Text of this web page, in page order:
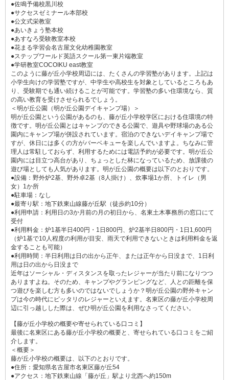
●佐鳴予備校黒川校
●サクセスゼミナール本部校
●公文式栄教室
●あいきょう塾本校
●あすなろ受験教室本校
●花まる学習会名古屋文化幼稚園教室
●ステップワールド英語スクール第一東片端教室
●学研教室COCOIKU east教室
このように藤が丘小学校周辺には、たくさんの学習塾があります。上記は
小学生向けの学習塾ですが、中学生や高校生を対象としているところもあ
り、受験期でも通い続けることが可能です。学習塾の多い住環境なら、質
の高い教育を受けさせられるでしょう。
＜明が丘公園（明が丘公園デイキャンプ場）＞
明が丘公園という公園があるのも、藤が丘小学校学区における住環境の特
徴です。明が丘公園とはキャンプのできる公園で、遊具や野球場のある公
園内にキャンプ場が併設されています。宿泊のできないデイキャンプ場で
すが、休日には多くの方がバーベキューを楽しんでいますよ。ちなみに管
理人は常駐しておらず、利用するためには電話予約が必要です。明が丘公
園内には目立つ高台があり、ちょっとした林になっているため、放課後の
遊び場としても人気があります。明が丘公園の概要は以下のとおりです。
●設備：野外炉2基、野外卓2基（8人掛け）、炊事場1か所、トイレ（男
女）1か所
●駐車場：なし
●最寄り駅：地下鉄東山線藤が丘駅（徒歩約10分）
●利用申請：利用日の3か月前の月の初日から、名東土木事務所の窓口にて
受付
●利用料金：炉1基半日400円・1日800円、炉2基半日800円・1日1,600円
（炉1基で10人程度の利用が目安、雨天で利用できないときは利用料金を返
金することも可能）
●利用時間：半日利用は日の出から正午、または正午から日没まで、1日利
用は日の出から日没まで
近年はソーシャル・ディスタンスを取ったレジャーが当たり前になりつつ
ありますよね。そのため、キャンプやグランピングなど、人との距離を保
つ遊びを楽しむ方も多いのではないでしょうか？明が丘公園の野外キャン
プは今の時代にピッタリのレジャーといえます。名東区の藤が丘小学校周
辺に引っ越しした際は、ぜひ明が丘公園を利用なさってください。
【藤が丘小学校の概要や寄せられている口コミ】
最後に名東区にある藤が丘小学校の概要と、寄せられている口コミをご紹
介します。
＜概要＞
藤が丘小学校の概要は、以下のとおりです。
●住所：愛知県名古屋市名東区藤が丘54
●アクセス：地下鉄東山線「藤が丘」駅より北西へ約150m